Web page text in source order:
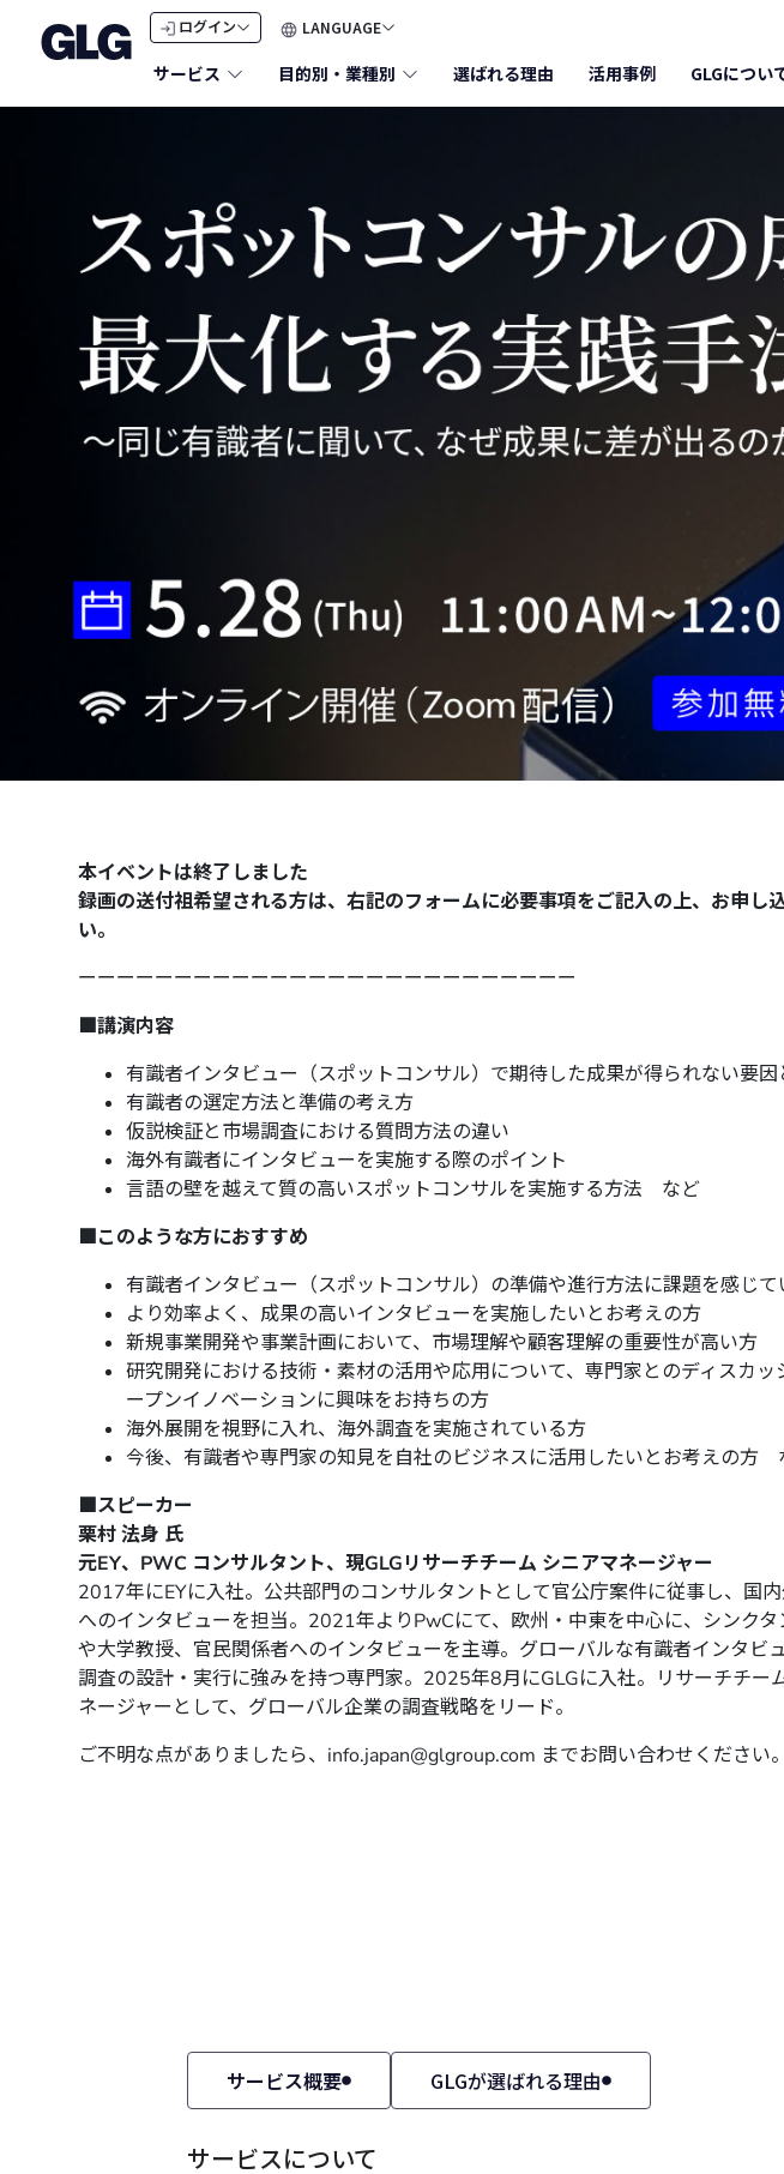
ログイン LANGUAGE
サービス 目的別・業種別 選ばれる理由 活用事例 GLGについ
本イベントは終了しました
録画の送付祖希望される方は、右記のフォームに必要事項をご記入の上、お申し
い。
ーーーーーーーーーーーーーーーーーーーーーーーーーー
■講演内容
有識者インタビュー（スポットコンサル）で期待した成果が得られない要因
有識者の選定方法と準備の考え方
仮説検証と市場調査における質問方法の違い
海外有識者にインタビューを実施する際のポイント
言語の壁を越えて質の高いスポットコンサルを実施する方法 など
■このような方におすすめ
有識者インタビュー（スポットコンサル）の準備や進行方法に課題を感じて
より効率よく、成果の高いインタビューを実施したいとお考えの方
新規事業開発や事業計画において、市場理解や顧客理解の重要性が高い方
研究開発における技術・素材の活用や応用について、専門家とのディスカッ
ープンイノベーションに興味をお持ちの方
海外展開を視野に入れ、海外調査を実施されている方
今後、有識者や専門家の知見を自社のビジネスに活用したいとお考えの方
■スピーカー
栗村法身 氏
元EY、 PWC コンサルタント、現GLGリサーチチーム シニアマネージャー
2017年にEYに入社。公共部門のコンサルタントとして官公庁案件に従事し、国
へのインタビューを担当。2021年よりPwCにて、欧州・中東を中心に、シンクタ
や大学教授、官民関係者へのインタビューを主導。グローバルな有識者インタビュ
調査の設計・実行に強みを持つ専門家。2025年8月にGLGに入社。リサーチチー
ネージャーとして、グローバル企業の調査戦略をリード。
ご不明な点がありましたら、 info.japan@glgroup.com までお問い合わせください。
サービス概要 GLGが選ばれる理由
サービスについて